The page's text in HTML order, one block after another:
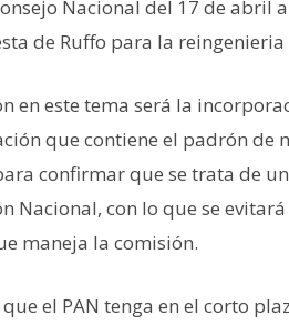
Nacional del 17 de abril
de Ruffo para la
en este tema será la
que contiene el padrón
confirmar que se trata de
Nacional, con lo que se
maneja la comisión.
el PAN tenga en el corto